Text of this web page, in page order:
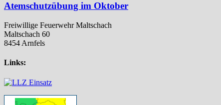
Atemschutzübung im Oktober
Freiwillige Feuerwehr Maltschach
Maltschach 60
8454 Arnfels
Links: